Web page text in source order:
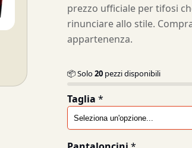
prezzo ufficiale per tifosi
rinunciare allo stile.
appartenenza.
📦 Solo20 pezzi disponibili
Taglia *